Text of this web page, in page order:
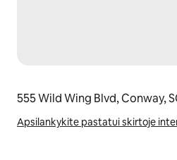
555 Wild Wing Blvd, Conway,
Apsilankykite pastatui skirtoje